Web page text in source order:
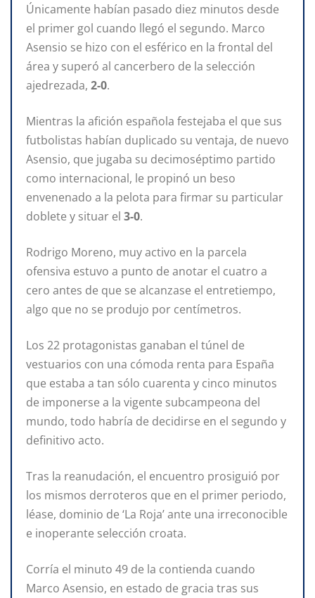
Únicamente habían pasado diez minutos desde
el primer gol cuando llegó el segundo. Marco
Asensio se hizo con el esférico en la frontal del
área y superó al cancerbero de la selección
ajedrezada, 2-0.
Mientras la afición española festejaba el que sus
futbolistas habían duplicado su ventaja, de nuevo
Asensio, que jugaba su decimoséptimo partido
como internacional, le propinó un beso
envenenado a la pelota para firmar su particular
doblete y situar el 3-0.
Rodrigo Moreno, muy activo en la parcela
ofensiva estuvo a punto de anotar el cuatro a
cero antes de que se alcanzase el entretiempo,
algo que no se produjo por centímetros.
Los 22 protagonistas ganaban el túnel de
vestuarios con una cómoda renta para España
que estaba a tan sólo cuarenta y cinco minutos
de imponerse a la vigente subcampeona del
mundo, todo habría de decidirse en el segundo y
definitivo acto.
Tras la reanudación, el encuentro prosiguió por
los mismos derroteros que en el primer periodo,
léase, dominio de ‘La Roja’ ante una irreconocible
e inoperante selección croata.
Corría el minuto 49 de la contienda cuando
Marco Asensio, en estado de gracia tras sus